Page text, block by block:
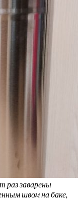
раз заварены
швом на баке,